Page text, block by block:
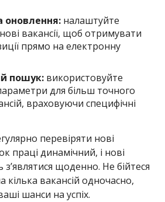
оновлення:налаштуйте
вакансії, щоб отримувати
прямо на електронну
пошук:використовуйте
для більш точного
враховуючи специфічні
перевіряти нові
праці динамічний, і нові
щоденно. Не бійтеся
кілька вакансій одночасно,
шанси на успіх.